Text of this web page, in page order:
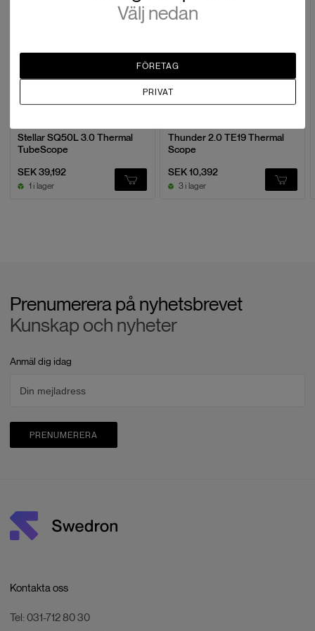
LÄMNA EN RECENSION
Stellar SQ50L 3.0 Thermal
TubeScope
SEK 39,192
1 i lager
Thunder 2.0 TE19 Thermal
Scope
SEK 10,392
3 i lager
Välj nedan
FÖRETAG
PRIVAT
Prenumerera på nyhetsbrevet
Kunskap och nyheter
Anmäl dig idag
PRENUMERERA
Kontakta oss
Tel: 031-712 80 30